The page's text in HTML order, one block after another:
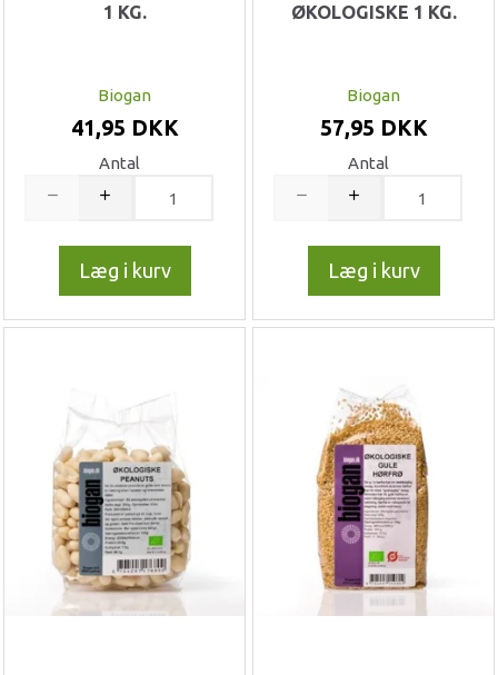
1 KG.
Biogan
41,95 DKK
Antal
Læg i kurv
ØKOLOGISKE 1 KG.
Biogan
57,95 DKK
Antal
Læg i kurv